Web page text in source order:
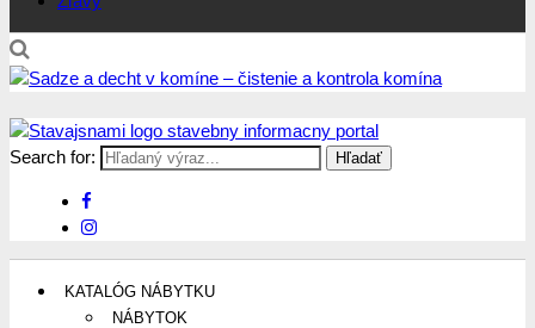
Stavajsnami.sk
Stavebníctvo, stavby, byty, domy a všetko o nich
Search for:
KATALÓG NÁBYTKU
NÁBYTOK